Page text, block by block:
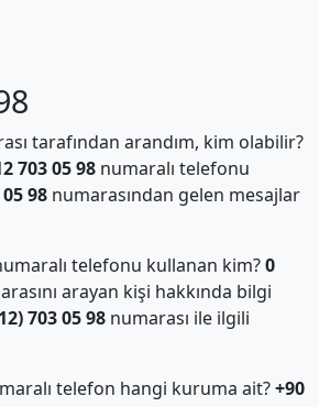
tarafından arandım, kim olabilir?
703 05 98numaralı telefonu
98numarasından gelen mesajlar
telefonu kullanan kim?0
arayan kişi hakkında bilgi
703 05 98numarası ile ilgili
telefon hangi kuruma ait?+90